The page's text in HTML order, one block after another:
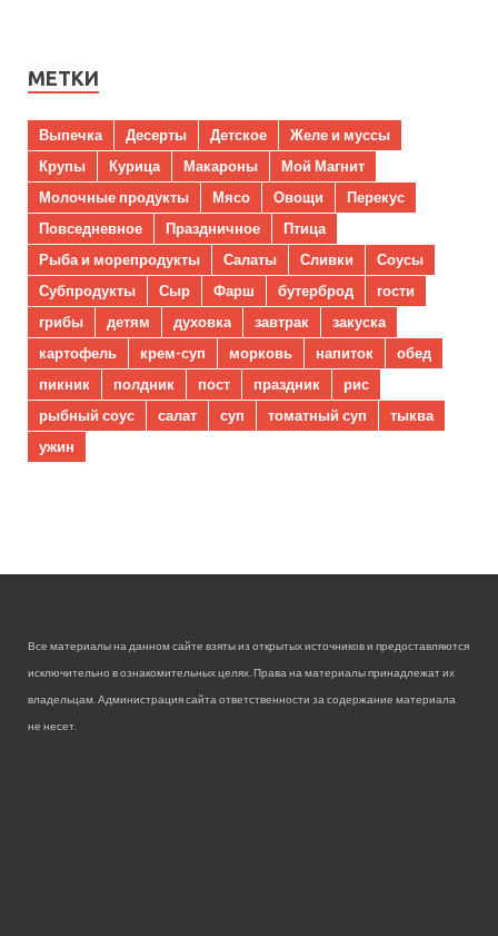
МЕТКИ
Выпечка Десерты Детское
Желе и муссы
Крупы
Курица Макароны
Мой Магнит
Молочные продукты
Мясо Овощи
Перекус
Повседневное
Праздничное
Птица
Рыба и морепродукты
Салаты Сливки
Соусы
Субпродукты
Сыр Фарш бутерброд
гости
грибы
детям духовка завтрак
закуска
картофель
крем-суп морковь напиток
обед
пикник
полдник пост праздник
рис
рыбный соус
салат суп томатный суп
тыква
ужин
Все материалы на данном сайте взяты из открытых источников и предоставляются
исключительно в ознакомительных целях. Права на материалы принадлежат их
владельцам. Администрация сайта ответственности за содержание материала
не несет.